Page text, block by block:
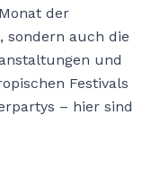
der
, sondern auch die
und
Festivals
– hier sind